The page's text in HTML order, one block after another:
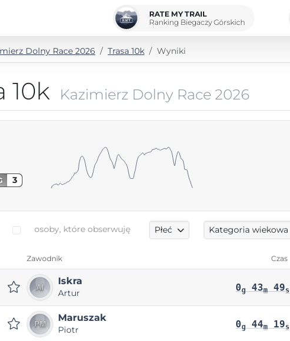
RATE MY TRAIL
Ranking Biegaczy Górskich
Dolny Race 2026 Trasa 10k Wyniki
10k Kazimierz Dolny Race 2026
3
osoby, które obserwuję Płeć Kategoria wiekowa
Zawodnik Czas
Iskra
Artur 0g 43m 49s
Maruszak
Piotr 0g 44m 19s